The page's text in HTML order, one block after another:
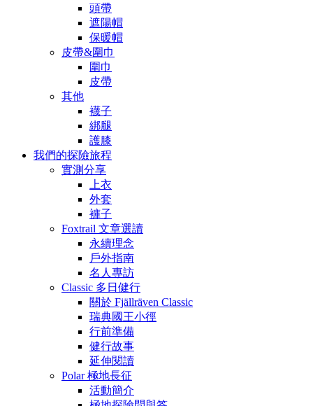
頭帶
遮陽帽
保暖帽
皮帶&圍巾
圍巾
皮帶
其他
襪子
綁腿
護膝
我們的探險旅程
實測分享
上衣
外套
褲子
Foxtrail 文章選讀
永續理念
戶外指南
名人專訪
Classic 多日健行
關於 Fjällräven Classic
瑞典國王小徑
行前準備
健行故事
延伸閱讀
Polar 極地長征
活動簡介